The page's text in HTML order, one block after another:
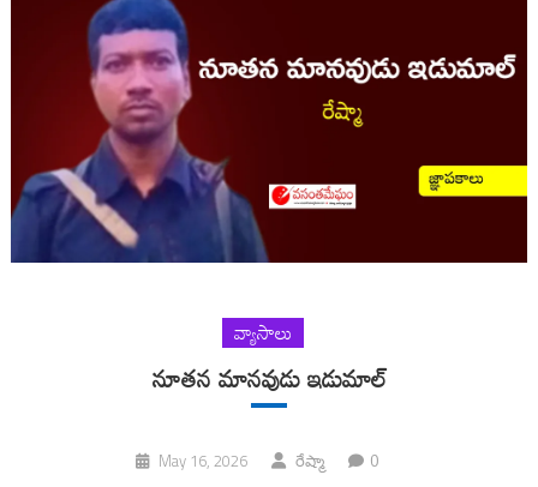
వ్యాసాలు
నూతన మానవుడు ఇడుమాల్
May 16, 2026 రేష్మా 0